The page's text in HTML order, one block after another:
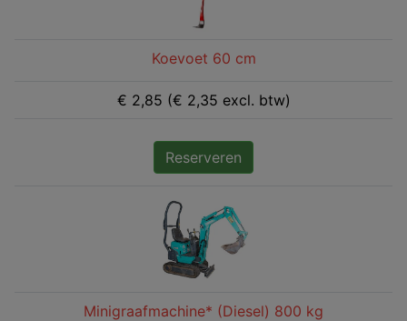
Koevoet 60 cm
€ 2,85 (€ 2,35 excl. btw)
Reserveren
Minigraafmachine* (Diesel) 800 kg